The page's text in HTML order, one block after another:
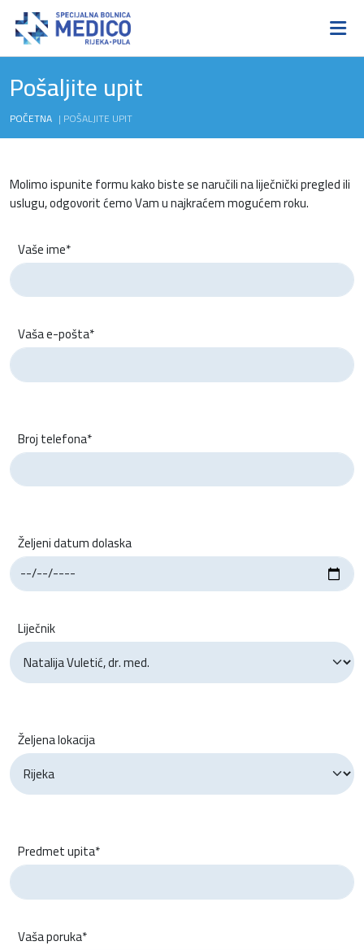
Pošaljite upit
POČETNA | POŠALJITE UPIT
Molimo ispunite formu kako biste se naručili na liječnički pregled ili
uslugu, odgovorit ćemo Vam u najkraćem mogućem roku.
Vaše ime*
Vaša e-pošta*
Broj telefona*
Željeni datum dolaska
Liječnik
Željena lokacija
Predmet upita*
Vaša poruka*